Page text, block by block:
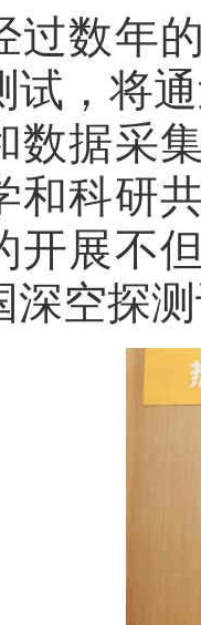
数年的
试，将
数据采
和科研
开展不
深空探